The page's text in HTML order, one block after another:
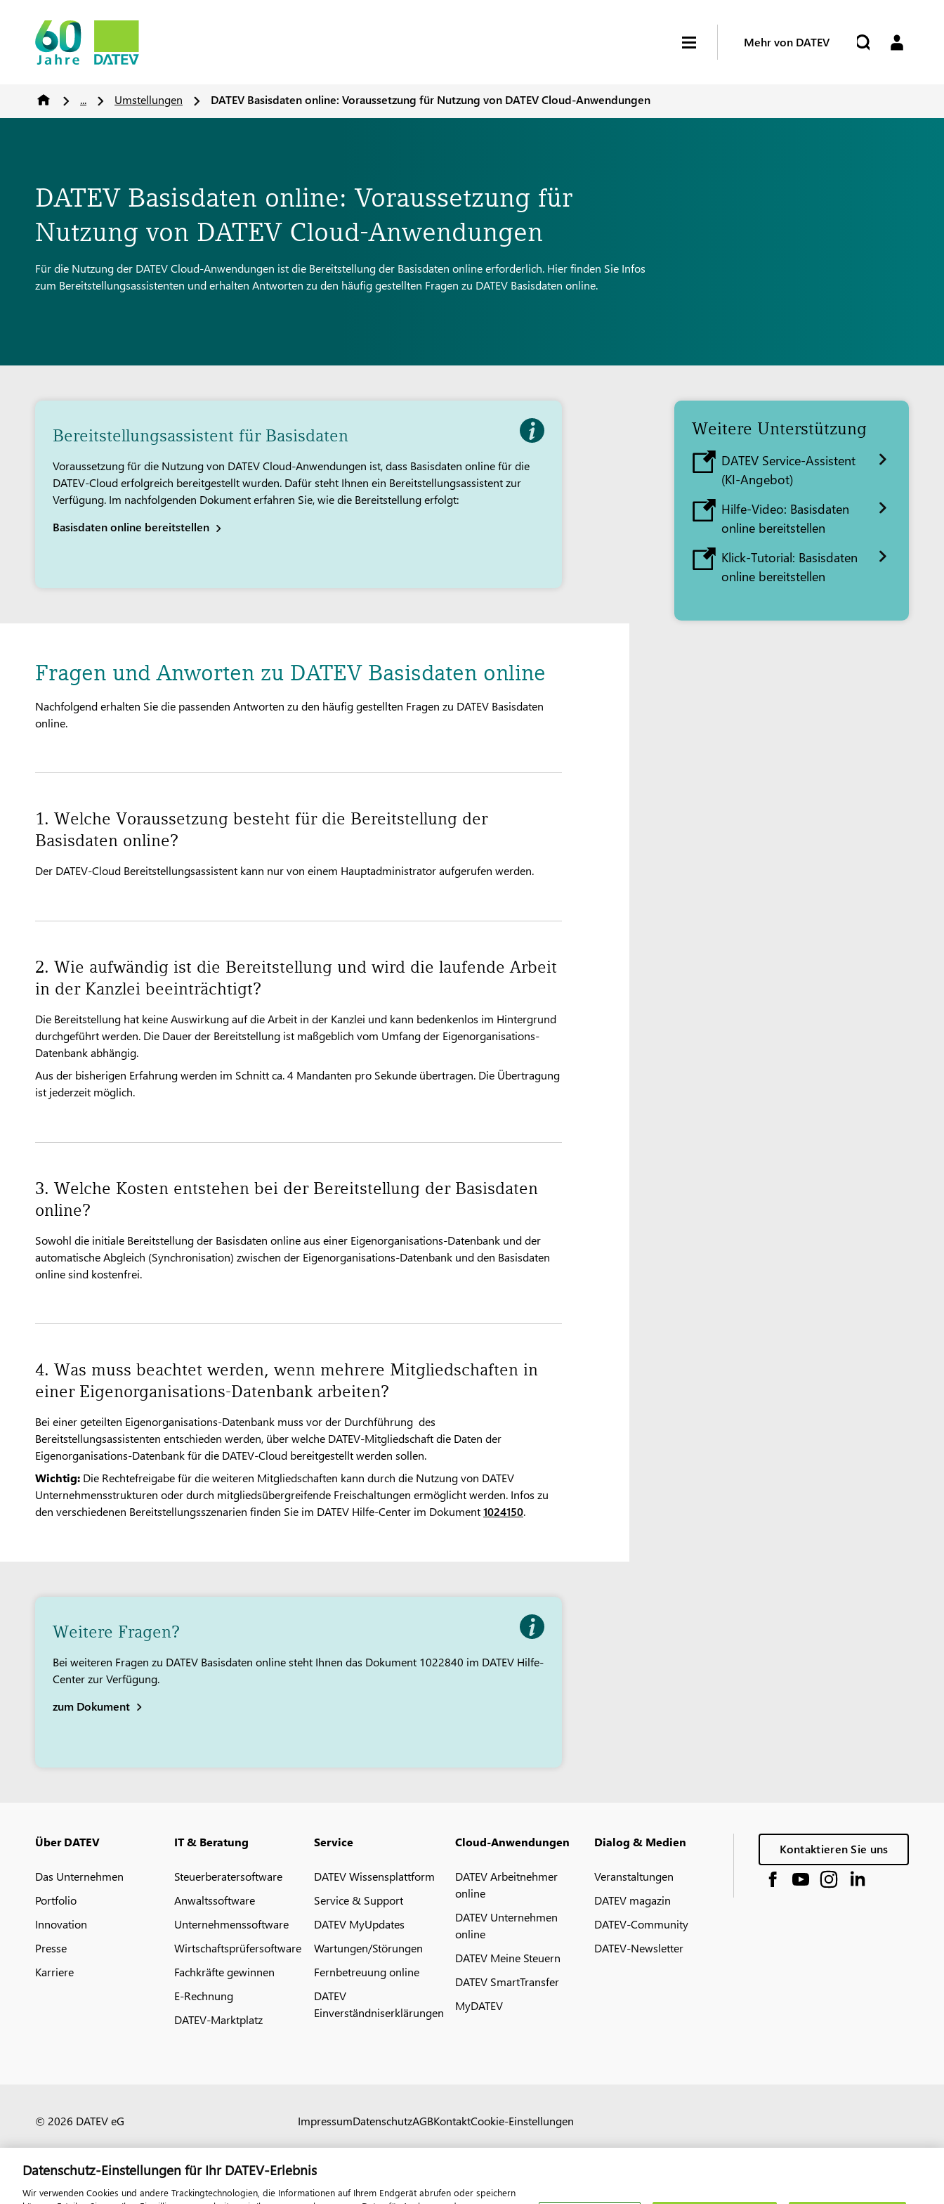
Mehr von DATEV
... Umstellungen DATEV Basisdaten online: Voraussetzung für Nutzung von DATEV Cloud-Anwendungen
DATEV Basisdaten online: Voraussetzung für
Nutzung von DATEV Cloud-Anwendungen
Für die Nutzung der DATEV Cloud-Anwendungen ist die Bereitstellung der Basisdaten online erforderlich. Hier finden Sie Infos
zum Bereitstellungsassistenten und erhalten Antworten zu den häufig gestellten Fragen zu DATEV Basisdaten online.
Bereitstellungsassistent für Basisdaten
Voraussetzung für die Nutzung von DATEV Cloud-Anwendungen ist, dass Basisdaten online für die
DATEV-Cloud erfolgreich bereitgestellt wurden. Dafür steht Ihnen ein Bereitstellungsassistent zur
Verfügung. Im nachfolgenden Dokument erfahren Sie, wie die Bereitstellung erfolgt:
Basisdaten online bereitstellen
Fragen und Anworten zu DATEV Basisdaten online
Nachfolgend erhalten Sie die passenden Antworten zu den häufig gestellten Fragen zu DATEV Basisdaten
online.
1. Welche Voraussetzung besteht für die Bereitstellung der
Basisdaten online?
Der DATEV-Cloud Bereitstellungsassistent kann nur von einem Hauptadministrator aufgerufen werden.
2. Wie aufwändig ist die Bereitstellung und wird die laufende Arbeit
in der Kanzlei beeinträchtigt?
Die Bereitstellung hat keine Auswirkung auf die Arbeit in der Kanzlei und kann bedenkenlos im Hintergrund
durchgeführt werden. Die Dauer der Bereitstellung ist maßgeblich vom Umfang der Eigenorganisations-
Datenbank abhängig.
Aus der bisherigen Erfahrung werden im Schnitt ca. 4 Mandanten pro Sekunde übertragen. Die Übertragung
ist jederzeit möglich.
3. Welche Kosten entstehen bei der Bereitstellung der Basisdaten
online?
Sowohl die initiale Bereitstellung der Basisdaten online aus einer Eigenorganisations-Datenbank und der
automatische Abgleich (Synchronisation) zwischen der Eigenorganisations-Datenbank und den Basisdaten
online sind kostenfrei.
4. Was muss beachtet werden, wenn mehrere Mitgliedschaften in
einer Eigenorganisations-Datenbank arbeiten?
Bei einer geteilten Eigenorganisations-Datenbank muss vor der Durchführung des
Bereitstellungsassistenten entschieden werden, über welche DATEV-Mitgliedschaft die Daten der
Eigenorganisations-Datenbank für die DATEV-Cloud bereitgestellt werden sollen.
Wichtig: Die Rechtefreigabe für die weiteren Mitgliedschaften kann durch die Nutzung von DATEV
Unternehmensstrukturen oder durch mitgliedsübergreifende Freischaltungen ermöglicht werden. Infos zu
den verschiedenen Bereitstellungsszenarien finden Sie im DATEV Hilfe-Center im Dokument1024150.
Weitere Fragen?
Bei weiteren Fragen zu DATEV Basisdaten online steht Ihnen das Dokument 1022840 im DATEV Hilfe-
Center zur Verfügung.
zum Dokument
Weitere Unterstützung
DATEV Service-Assistent
(KI-Angebot)
Hilfe-Video: Basisdaten
online bereitstellen
Klick-Tutorial: Basisdaten
online bereitstellen
Über DATEV
Das Unternehmen
Portfolio
Innovation
Presse
Karriere
IT & Beratung
Steuerberatersoftware
Anwaltssoftware
Unternehmenssoftware
Wirtschaftsprüfersoftware
Fachkräfte gewinnen
E-Rechnung
DATEV-Marktplatz
Service
DATEV Wissensplattform
Service & Support
DATEV MyUpdates
Wartungen/Störungen
Fernbetreuung online
DATEV
Einverständniserklärungen
Cloud-Anwendungen
DATEV Arbeitnehmer
online
DATEV Unternehmen
online
DATEV Meine Steuern
DATEV SmartTransfer
MyDATEV
Dialog & Medien
Veranstaltungen
DATEV magazin
DATEV-Community
DATEV-Newsletter
Kontaktieren Sie uns
© 2026 DATEV eG ImpressumDatenschutzAGBKontaktCookie-Einstellungen
Datenschutz-Einstellungen für Ihr DATEV-Erlebnis
Wir verwenden Cookies und andere Trackingtechnologien, die Informationen auf Ihrem Endgerät abrufen oder speichern